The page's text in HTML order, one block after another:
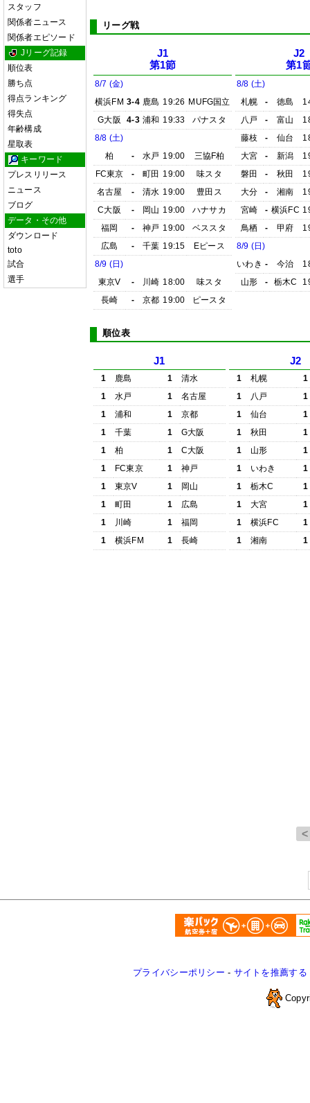
スタッフ
関係者ニュース
関係者エピソード
Jリーグ記録
順位表
勝ち点
得点ランキング
得失点
年齢構成
星取表
キーワード
プレスリリース
ニュース
ブログ
データ・その他
ダウンロード
toto
試合
選手
リーグ戦
J1
第1節
8/7 (金)
横浜FM 3-4 鹿島 19:26 MUFG国立
G大阪
4-3 浦和 19:33
パナスタ
8/8 (土)
柏
- 水戸 19:00
三協F柏
FC東京
- 町田 19:00
味スタ
名古屋
- 清水 19:00
豊田ス
C大阪
- 岡山 19:00
ハナサカ
福岡
- 神戸 19:00
ベススタ
広島
- 千葉 19:15
Eピース
8/9 (日)
東京V
- 川崎 18:00
味スタ
長崎
- 京都 19:00 ピースタ
J2
第1
8/8 (土)
札幌
- 徳島
八戸
- 富山
藤枝
- 仙台
大宮
- 新潟
磐田
- 秋田
大分
- 湘南
宮崎
- 横浜FC
鳥栖
- 甲府
8/9 (日)
いわき - 今治
山形
- 栃木C
順位表
J1
1 鹿島 1
清水
1
水戸 1
名古屋
1
浦和 1
京都
1
千葉 1
G大阪
1
柏 1
C大阪
1
FC東京 1
神戸
1
東京V 1
岡山
1
町田 1
広島
1
川崎 1
福岡
1
横浜FM 1 長崎
J2
1 札幌
1
1
八戸
1
1
仙台
1
1
秋田
1
1
山形
1
1
いわき
1
1
栃木C
1
1
大宮
1
1
横浜FC
1
1
湘南 1
プライバシーポリシー - サイトを推薦する